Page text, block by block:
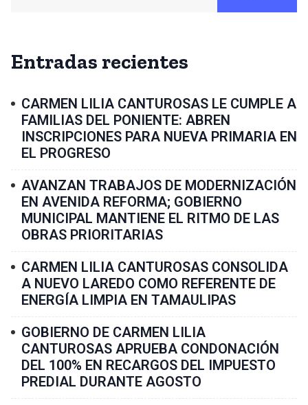
Entradas recientes
CARMEN LILIA CANTUROSAS LE CUMPLE A
FAMILIAS DEL PONIENTE: ABREN
INSCRIPCIONES PARA NUEVA PRIMARIA EN
EL PROGRESO
AVANZAN TRABAJOS DE MODERNIZACIÓN
EN AVENIDA REFORMA; GOBIERNO
MUNICIPAL MANTIENE EL RITMO DE LAS
OBRAS PRIORITARIAS
CARMEN LILIA CANTUROSAS CONSOLIDA
A NUEVO LAREDO COMO REFERENTE DE
ENERGÍA LIMPIA EN TAMAULIPAS
GOBIERNO DE CARMEN LILIA
CANTUROSAS APRUEBA CONDONACIÓN
DEL 100% EN RECARGOS DEL IMPUESTO
PREDIAL DURANTE AGOSTO